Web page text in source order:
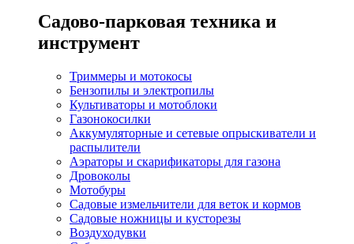
Садово-парковая техника и
инструмент
Триммеры и мотокосы
Бензопилы и электропилы
Культиваторы и мотоблоки
Газонокосилки
Аккумуляторные и сетевые опрыскиватели и
распылители
Аэраторы и скарификаторы для газона
Дровоколы
Мотобуры
Садовые измельчители для веток и кормов
Садовые ножницы и кусторезы
Воздуходувки